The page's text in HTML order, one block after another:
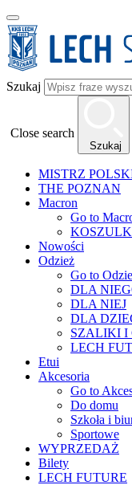
Szukaj
Close search
Szukaj
MISTRZ
THE POZNAN
Macron
Go to
Nowości
Odzież
Go to
DLA
DLA NIEJ
DLA
SZALIKI I
LECH
Etui
Akcesoria
Go to
Do domu
Szkoła i
Sportowe
WYPRZEDAŻ
Bilety
LECH FUTURE